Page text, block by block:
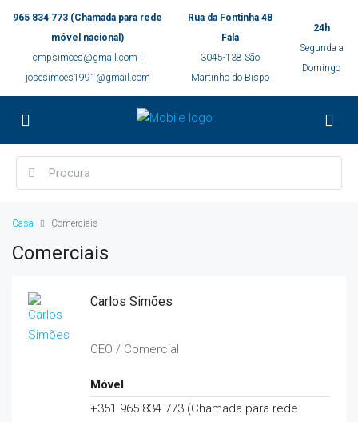
965 834 773 (Chamada para rede
móvel nacional)
cmpsimoes@gmail.com |
josesimoes1991@gmail.com
Rua da Fontinha 48
Fala
3045-138 São
Martinho do Bispo
24h
Segunda a
Domingo
Casa Comerciais
Comerciais
Carlos Simões
CEO / Comercial
Móvel
+351 965 834 773 (Chamada para rede